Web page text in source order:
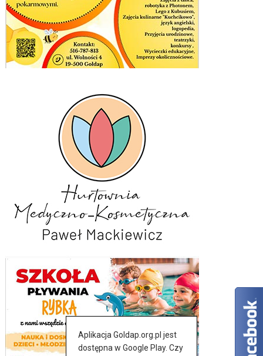
Aplikacja Goldap.org.pl jest
dostępna w Google Play. Czy